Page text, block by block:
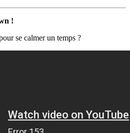
!
se calmer un temps ?